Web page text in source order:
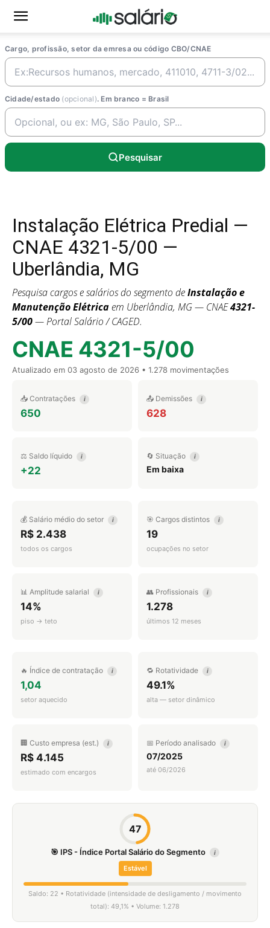
Cargo, profissão, setor da emresa ou código CBO/CNAE
Cidade/estado (opcional). Em branco = Brasil
Pesquisar
Instalação Elétrica Predial —
CNAE 4321-5/00 —
Uberlândia, MG
Pesquisa cargos e salários do segmento deInstalação e
Manutenção Elétricaem Uberlândia, MG — CNAE4321-
5/00— Portal Salário / CAGED.
CNAE 4321-5/00
Atualizado em 03 agosto de 2026 • 1.278 movimentações
📥 Contratações i
650
📤 Demissões i
628
⚖️ Saldo líquido i
+22
🔄 Situação i
Em baixa
💰 Salário médio do setor i
R$ 2.438
todos os cargos
🎯 Cargos distintos i
19
ocupações no setor
📊 Amplitude salarial i
14%
piso → teto
👥 Profissionais i
1.278
últimos 12 meses
🔥 Índice de contratação i
1,04
setor aquecido
🔁 Rotatividade i
49.1%
alta — setor dinâmico
🏢 Custo empresa (est.) i
R$ 4.145
estimado com encargos
📅 Período analisado i
07/2025
até 06/2026
47
🎯 IPS - Índice Portal Salário do Segmento i
Estável
Saldo: 22 • Rotatividade (intensidade de desligamento / movimento
total): 49,1% • Volume: 1.278